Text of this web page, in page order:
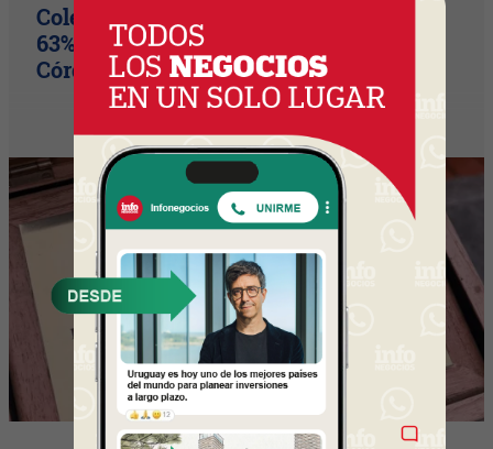
Colegio Monserrat: 339 años de historia,
63% de los votos y un puente cultural
Córdoba (Arg) y Florida que es un hito